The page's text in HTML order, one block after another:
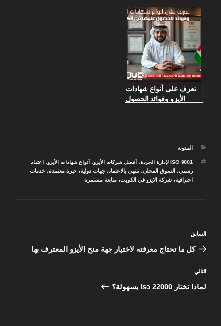
تعرف على أنواع شهادات
الأيزو وفوائد الحصول
التصنيفات
المدونه
الوسوم
ISO 9001 لإدارة الجودة ، أفضل شركات الأيزو، أنواع شهادات الأيزو،
اعتماد
رسمي، السوق المحلي،تنتهي بالاعتماد،جهات دولية،خبرة معتمدة،خدمات
احترافية،شركة الايزو في الكويت،متابعة مستمرة
المقالة
السابقة
السابق
كل ما تحتاج معرفته لاختيار جهة منح الأيزو المعترف بها
المقالة
التالية
التالي
لماذا تختار Iso 22000 بسهولة؟